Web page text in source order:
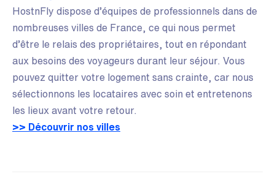
HostnFly dispose d’équipes de professionnels dans de
nombreuses villes de France, ce qui nous permet
d’être le relais des propriétaires, tout en répondant
aux besoins des voyageurs durant leur séjour. Vous
pouvez quitter votre logement sans crainte, car nous
sélectionnons les locataires avec soin et entretenons
les lieux avant votre retour.
>> Découvrir nos villes